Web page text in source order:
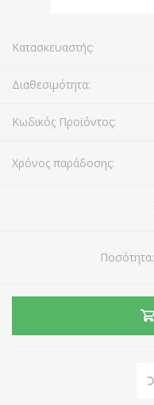
Κατασκευαστής:
Διαθεσιμότητα:
Κωδικός Προϊόντος:
Χρόνος παράδοσης:
Ποσότητα: